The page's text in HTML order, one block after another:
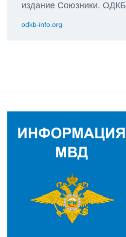
издание Союзники. ОДКБ
odkb-info.org